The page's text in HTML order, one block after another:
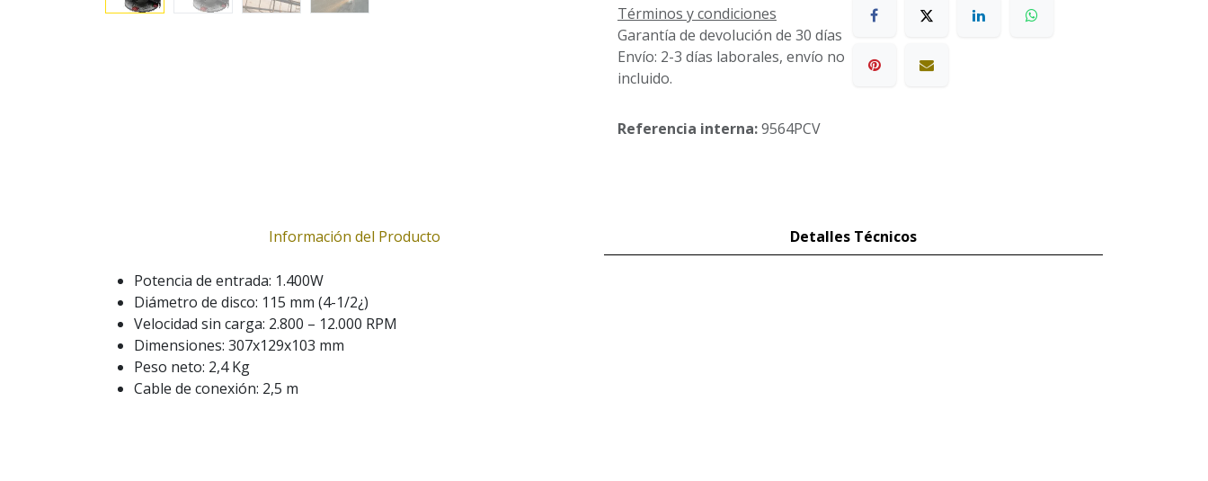
Términos y condiciones
Garantía de devolución de 30 días
Envío: 2-3 días laborales, envío no
incluido.
Referencia interna:9564PCV
Información del Producto Detalles Técnicos
Potencia de entrada: 1.400W
Diámetro de disco: 115 mm (4-1/2¿)
Velocidad sin carga: 2.800 – 12.000 RPM
Dimensiones: 307x129x103 mm
Peso neto: 2,4 Kg
Cable de conexión: 2,5 m